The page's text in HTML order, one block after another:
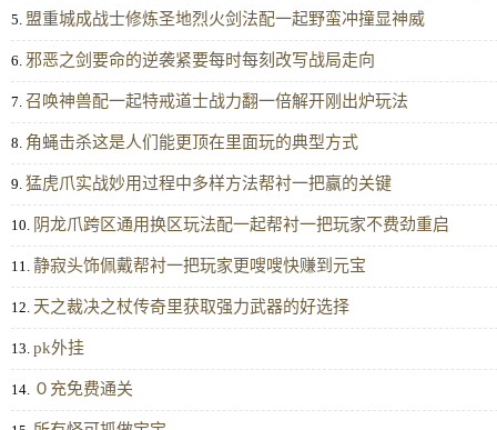
5. 盟重城成战士修炼圣地烈火剑法配一起野蛮冲撞显神威
6. 邪恶之剑要命的逆袭紧要每时每刻改写战局走向
7. 召唤神兽配一起特戒道士战力翻一倍解开刚出炉玩法
8. 角蝇击杀这是人们能更顶在里面玩的典型方式
9. 猛虎爪实战妙用过程中多样方法帮衬一把赢的关键
10. 阴龙爪跨区通用换区玩法配一起帮衬一把玩家不费劲重启
11. 静寂头饰佩戴帮衬一把玩家更嗖嗖快赚到元宝
12. 天之裁决之杖传奇里获取强力武器的好选择
13. pk外挂
14. ０充免费通关